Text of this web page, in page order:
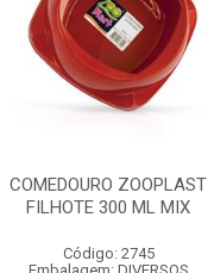
COMEDOURO ZOOPLAST
FILHOTE 300 ML MIX
Código: 2745